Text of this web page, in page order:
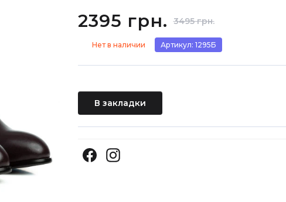
2395 грн. 3495 грн.
Нет в наличии Артикул: 1295Б
В закладки